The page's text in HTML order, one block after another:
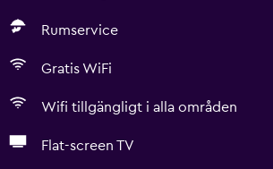
Rumservice
Gratis WiFi
Wifi tillgängligt i alla områden
Flat-screen TV